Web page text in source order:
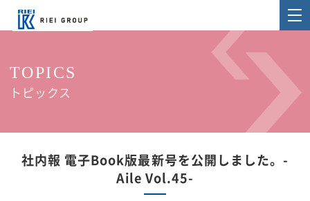
TOPICS
トピックス
社内報 電子Book版最新号を公開しました。-
Aile Vol.45-